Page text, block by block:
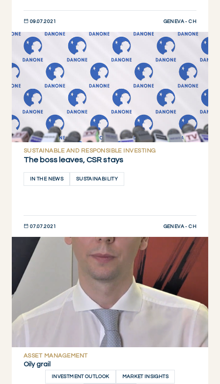
09.07.2021 GENEVA - CH
DESCUBRIR AHORA
SUSTAINABLE AND RESPONSIBLE INVESTING
The boss leaves, CSR stays
IN THE NEWS SUSTAINABILITY
07.07.2021 GENEVA - CH
DESCUBRIR AHORA
ASSET MANAGEMENT
Oily grail
INVESTMENT OUTLOOK MARKET INSIGHTS